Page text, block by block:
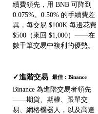
續費領先，用 BNB 可降到
0.075%。0.50% 的手續費差
異，每交易 $100K 每邊花費
$500（來回 $1,000）——在
數千筆交易中複利的優勢。
✓進階交易 最佳：Binance
Binance 為進階交易者領先
——期貨、期權、跟單交
易、網格機器人，以及高達